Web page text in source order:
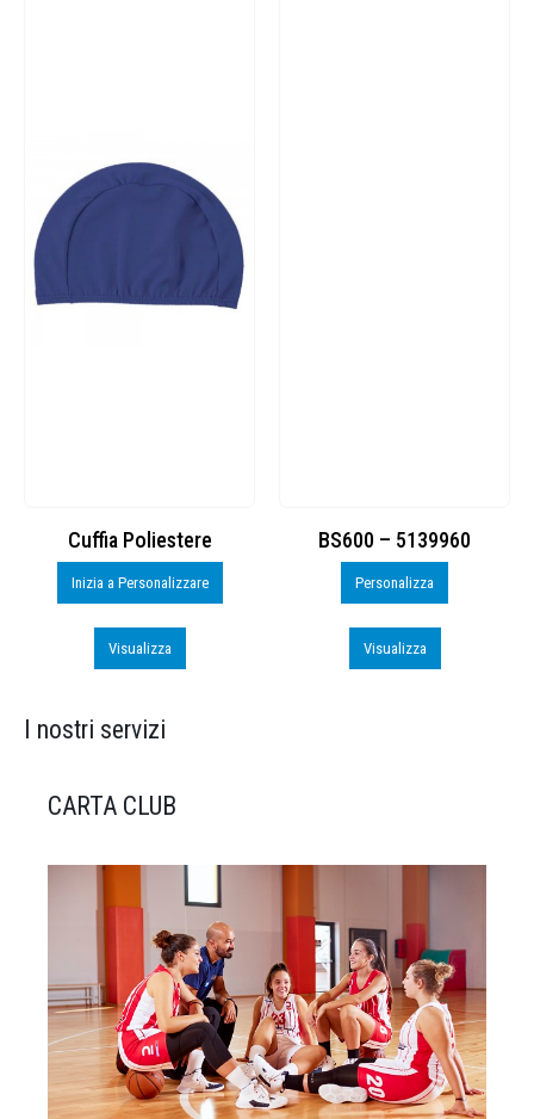
Cuffia Poliestere
Inizia a Personalizzare
Visualizza
BS600 – 5139960
Personalizza
Visualizza
I nostri servizi
CARTA CLUB